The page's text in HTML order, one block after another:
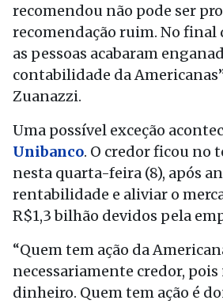
recomendou não pode ser
recomendação ruim. No final
as pessoas acabaram
contabilidade da
Zuanazzi.
Uma possível exceção
Unibanco. O credor ficou no
nesta quarta-feira (8), após
rentabilidade e aliviar o
R$1,3 bilhão devidos pela
“Quem tem ação da
necessariamente credor,
dinheiro. Quem tem ação é